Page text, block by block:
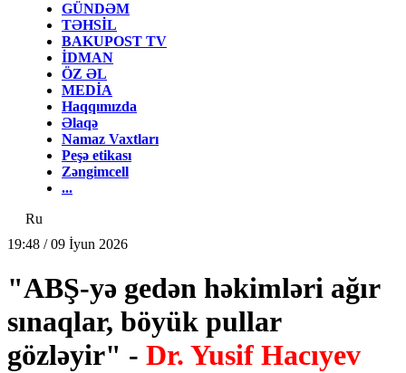
GÜNDƏM
TƏHSİL
BAKUPOST TV
İDMAN
ÖZ ƏL
MEDİA
Haqqımızda
Əlaqə
Namaz Vaxtları
Peşə etikası
Zəngimcell
...
Ru
19:48 / 09 İyun 2026
"ABŞ-yə gedən həkimləri ağır
sınaqlar, böyük pullar
gözləyir" - Dr. Yusif Hacıyev